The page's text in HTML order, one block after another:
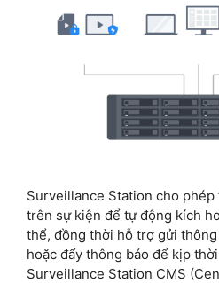
Surveillance Station cho
trên sự kiện để tự động kích
thể, đồng thời hỗ trợ gửi thông
hoặc đẩy thông báo để kịp
Surveillance Station CMS